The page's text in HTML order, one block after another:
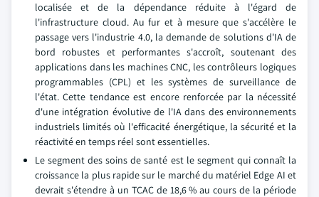
localisée et de la dépendance réduite à l'égard de
l'infrastructure cloud. Au fur et à mesure que s'accélère le
passage vers l'industrie 4.0, la demande de solutions d'IA de
bord robustes et performantes s'accroît, soutenant des
applications dans les machines CNC, les contrôleurs logiques
programmables (CPL) et les systèmes de surveillance de
l'état. Cette tendance est encore renforcée par la nécessité
d'une intégration évolutive de l'IA dans des environnements
industriels limités où l'efficacité énergétique, la sécurité et la
réactivité en temps réel sont essentielles.
Le segment des soins de santé est le segment qui connaît la
croissance la plus rapide sur le marché du matériel Edge AI et
devrait s'étendre à un TCAC de 18,6 % au cours de la période